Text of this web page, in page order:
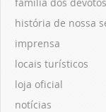
história de nossa
imprensa
locais turísticos
loja oficial
notícias